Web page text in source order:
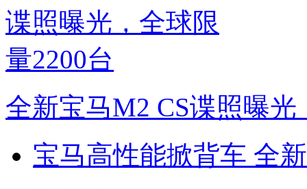
全新宝马M2 CS谍照曝光
宝马高性能掀背车 全